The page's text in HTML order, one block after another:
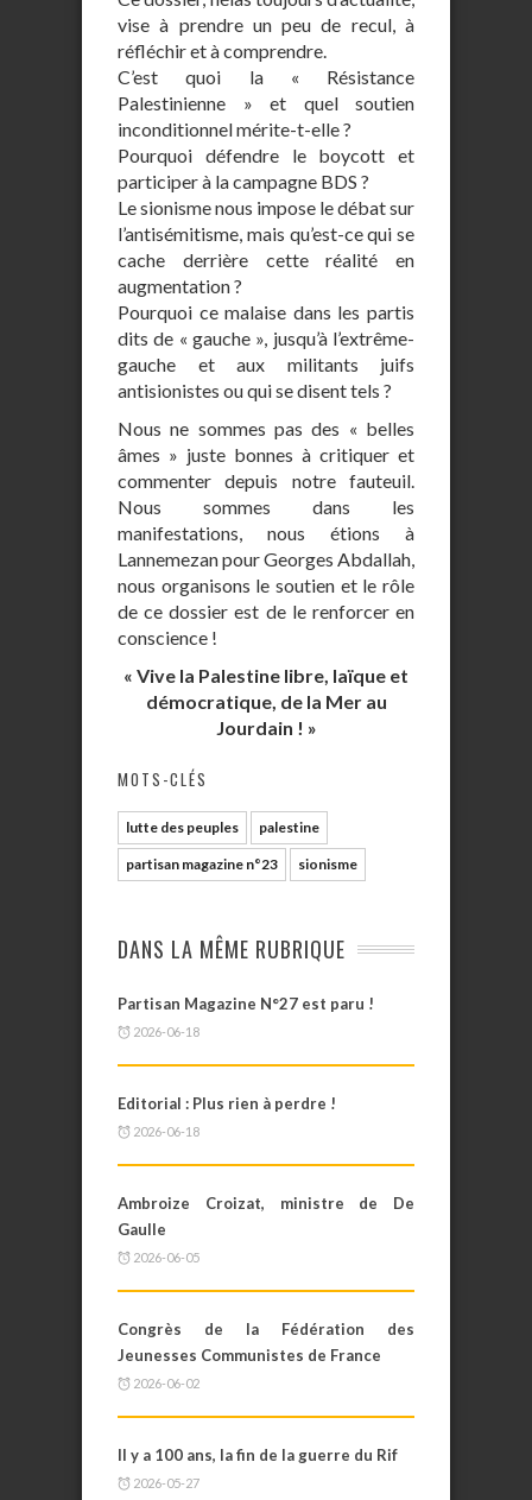
vise à prendre un peu de recul, à
réfléchir et à comprendre.
C’est quoi la « Résistance
Palestinienne » et quel soutien
inconditionnel mérite-t-elle ?
Pourquoi défendre le boycott et
participer à la campagne BDS ?
Le sionisme nous impose le débat sur
l’antisémitisme, mais qu’est-ce qui se
cache derrière cette réalité en
augmentation ?
Pourquoi ce malaise dans les partis
dits de « gauche », jusqu’à l’extrême-
gauche et aux militants juifs
antisionistes ou qui se disent tels ?
Nous ne sommes pas des « belles
âmes » juste bonnes à critiquer et
commenter depuis notre fauteuil.
Nous sommes dans les
manifestations, nous étions à
Lannemezan pour Georges Abdallah,
nous organisons le soutien et le rôle
de ce dossier est de le renforcer en
conscience !
« Vive la Palestine libre, laïque et
démocratique, de la Mer au
Jourdain ! »
MOTS-CLÉS
lutte des peuples palestine
partisan magazine n°23 sionisme
DANS LA MÊME RUBRIQUE
Partisan Magazine N°27 est paru !
2026-06-18
Editorial : Plus rien à perdre !
2026-06-18
Ambroize Croizat, ministre de De
Gaulle
2026-06-05
Congrès de la Fédération des
Jeunesses Communistes de France
2026-06-02
Il y a 100 ans, la fin de la guerre du Rif
2026-05-27